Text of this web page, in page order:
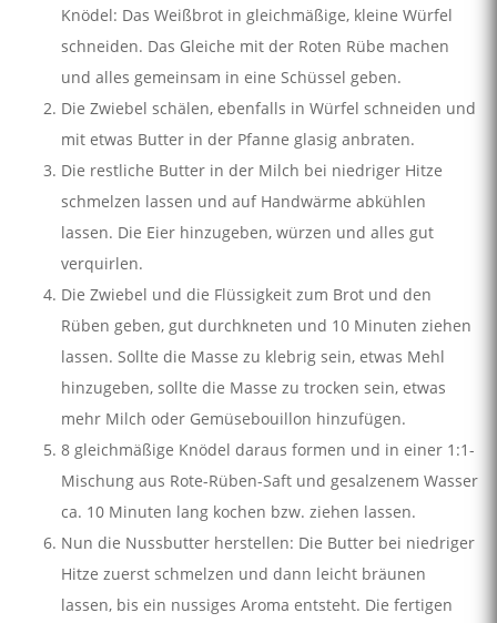
Knödel: Das Weißbrot in gleichmäßige, kleine Würfel
schneiden. Das Gleiche mit der Roten Rübe machen
und alles gemeinsam in eine Schüssel geben.
Die Zwiebel schälen, ebenfalls in Würfel schneiden und
mit etwas Butter in der Pfanne glasig anbraten.
Die restliche Butter in der Milch bei niedriger Hitze
schmelzen lassen und auf Handwärme abkühlen
lassen. Die Eier hinzugeben, würzen und alles gut
verquirlen.
Die Zwiebel und die Flüssigkeit zum Brot und den
Rüben geben, gut durchkneten und 10 Minuten ziehen
lassen. Sollte die Masse zu klebrig sein, etwas Mehl
hinzugeben, sollte die Masse zu trocken sein, etwas
mehr Milch oder Gemüsebouillon hinzufügen.
8 gleichmäßige Knödel daraus formen und in einer 1:1-
Mischung aus Rote-Rüben-Saft und gesalzenem Wasser
ca. 10 Minuten lang kochen bzw. ziehen lassen.
Nun die Nussbutter herstellen: Die Butter bei niedriger
Hitze zuerst schmelzen und dann leicht bräunen
lassen, bis ein nussiges Aroma entsteht. Die fertigen